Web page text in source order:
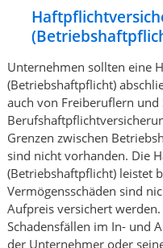
Unternehmen sollten eine
(Betriebshaftpflicht)
auch von Freiberuflern
Grenzen zwischen
sind nicht vorhanden. Die
(Betriebshaftpflicht) leistet
Vermögensschäden sind
Aufpreis versichert
Schadensfällen im In- und
der Unternehmer oder